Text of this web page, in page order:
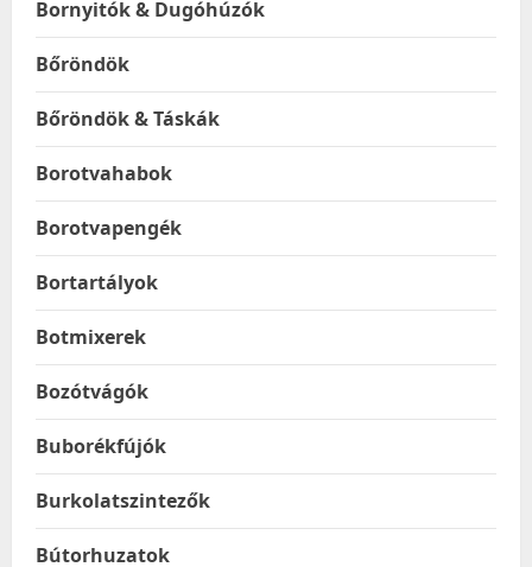
Bornyitók & Dugóhúzók
Bőröndök
Bőröndök & Táskák
Borotvahabok
Borotvapengék
Bortartályok
Botmixerek
Bozótvágók
Buborékfújók
Burkolatszintezők
Bútorhuzatok